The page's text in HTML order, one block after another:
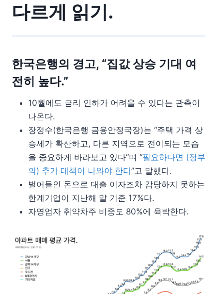
다르게 읽기.
한국은행의 경고, “집값 상승 기대 여
전히 높다.”
10월에도 금리 인하가 어려울 수 있다는 관측이
나온다.
장정수(한국은행 금융안정국장)는 “주택 가격 상
승세가 확산하고, 다른 지역으로 전이되는 모습
을 중요하게 바라보고 있다”며 “필요하다면 (정부
의) 추가 대책이 나와야 한다”고 말했다.
벌어들인 돈으로 대출 이자조차 감당하지 못하는
한계기업이 지난해 말 기준 17%다.
자영업자 취약차주 비중도 80%에 육박한다.